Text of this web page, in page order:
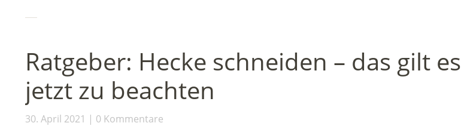
Ratgeber: Hecke schneiden – das gilt es
jetzt zu beachten
30. April 2021 0 Kommentare